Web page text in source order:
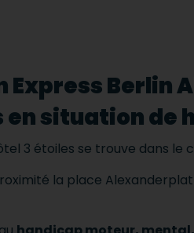
Express
en situation de
3 étoiles se trouve dans le
la place